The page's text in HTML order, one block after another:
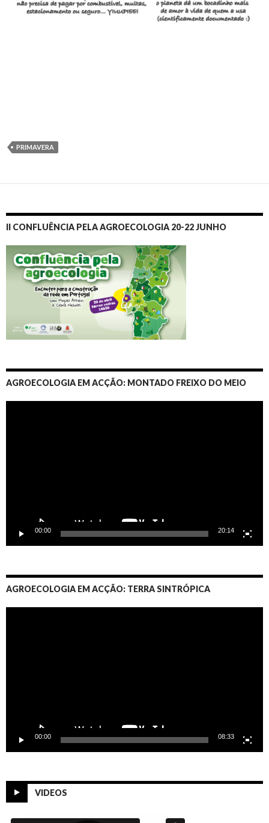
PRIMAVERA
II CONFLUÊNCIA PELA AGROECOLOGIA 20-22 JUNHO
AGROECOLOGIA EM ACÇÃO: MONTADO FREIXO DO MEIO
00:00 20:14
AGROECOLOGIA EM ACÇÃO: TERRA SINTRÓPICA
00:00 08:33
VIDEOS